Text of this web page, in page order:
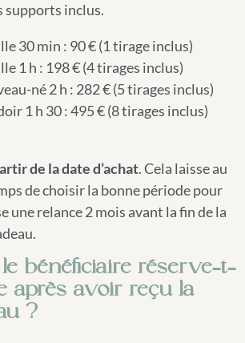
supports inclus.
30 min : 90 € (1 tirage inclus)
1 h : 198 € (4 tirages inclus)
né 2 h : 282 € (5 tirages inclus)
1 h 30 : 495 € (8 tirages inclus)
de la date d’achat. Cela laisse au
de choisir la bonne période pour
une relance 2 mois avant la fin de la
bénéficiaire réserve-t-
après avoir reçu la
?